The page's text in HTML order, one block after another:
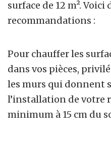
surface de 12 m². Voici
recommandations :
Pour chauffer les
dans vos pièces,
les murs qui donnent
l’installation de votre
minimum à 15 cm du